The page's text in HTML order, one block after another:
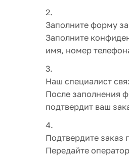
Заполните форму
Заполните
имя, номер
Наш специалист
После заполнения
подтвердит ваш
Подтвердите заказ
Передайте